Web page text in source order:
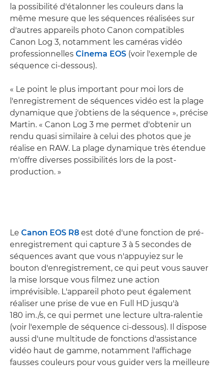
la possibilité d'étalonner les couleurs dans la
même mesure que les séquences réalisées sur
d'autres appareils photo Canon compatibles
Canon Log 3, notamment les caméras vidéo
professionnelles Cinema EOS (voir l'exemple de
séquence ci-dessous).
« Le point le plus important pour moi lors de
l'enregistrement de séquences vidéo est la plage
dynamique que j'obtiens de la séquence », précise
Martin. « Canon Log 3 me permet d'obtenir un
rendu quasi similaire à celui des photos que je
réalise en RAW. La plage dynamique très étendue
m'offre diverses possibilités lors de la post-
production. »
Le Canon EOS R8 est doté d'une fonction de pré-
enregistrement qui capture 3 à 5 secondes de
séquences avant que vous n'appuyiez sur le
bouton d'enregistrement, ce qui peut vous sauver
la mise lorsque vous filmez une action
imprévisible. L'appareil photo peut également
réaliser une prise de vue en Full HD jusqu'à
180 im./s, ce qui permet une lecture ultra-ralentie
(voir l'exemple de séquence ci-dessous). Il dispose
aussi d'une multitude de fonctions d'assistance
vidéo haut de gamme, notamment l'affichage
fausses couleurs pour vous guider vers la meilleure